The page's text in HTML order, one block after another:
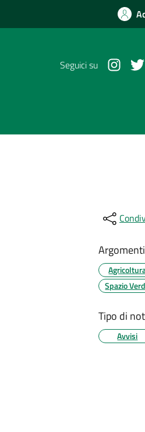
Seguici su
Argomenti
Spazio
Tipo di
Avvisi